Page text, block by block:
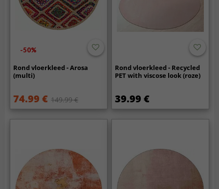
-50%
Rond vloerkleed - Arosa
(multi)
74.99 € 149.99 €
Rond vloerkleed - Recycled
PET with viscose look (roze)
39.99 €